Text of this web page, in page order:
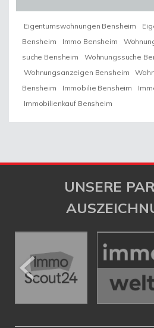
Eigentumswohnungen Bensheim
Bensheim
Immo Bensheim
suche Bensheim
Wohnungssuche
Wohnungsanzeigen Bensheim
Bensheim
Immobilie Bensheim
Immobilienkauf Bensheim
UNSERE